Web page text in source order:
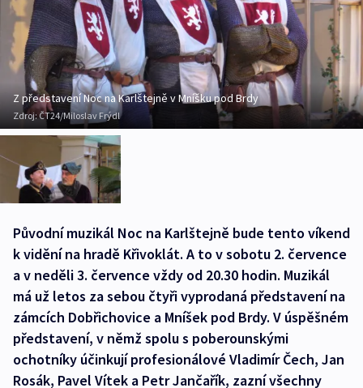
Z představení Noc na Karlštejně v Mníšku pod Brdy
Zdroj: ČT24/Miloslav Frýdl
Původní muzikál Noc na Karlštejně bude tento víkend
k vidění na hradě Křivoklát. A to v sobotu 2. července
a v neděli 3. července vždy od 20.30 hodin. Muzikál
má už letos za sebou čtyři vyprodaná představení na
zámcích Dobřichovice a Mníšek pod Brdy. V úspěšném
představení, v němž spolu s poberounskými
ochotníky účinkují profesionálové Vladimír Čech, Jan
Rosák, Pavel Vítek a Petr Jančařík, zazní všechny